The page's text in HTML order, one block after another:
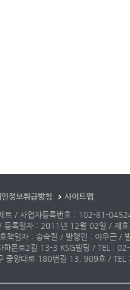
정보취급방침
사이트맵
트 / 사업자등록번호 : 102-81-
록일자 : 2011년 12월 02일 / 제호
책임자 : 송숙현 / 발행인 : 이우근 /
하문로2길 13-3 KSG빌딩 / TEL
중앙대로 180번길 13, 909호 /